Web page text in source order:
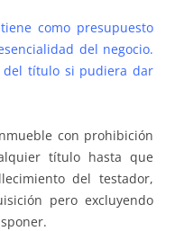
como presupuesto
del negocio.
del título si pudiera dar
con prohibición
título hasta que
del testador,
pero excluyendo